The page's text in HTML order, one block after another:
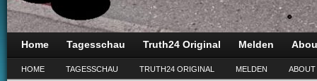
Home Tagesschau Truth24 Original Melden
HOME TAGESSCHAU TRUTH24 ORIGINAL MELDEN ABOUT